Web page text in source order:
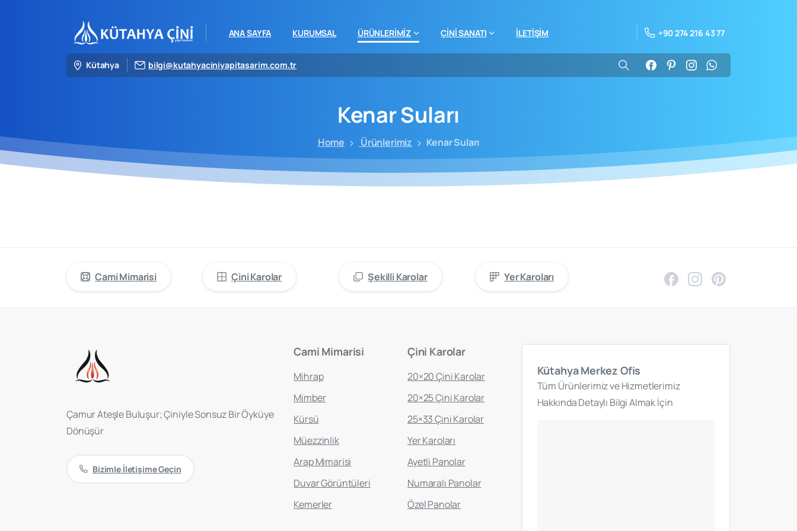
ANA SAYFA KURUMSAL ÜRÜNLERİMİZ ÇİNİ SANATI İLETİŞİM +90 274 216 43 77
Kütahya bilgi@kutahyaciniyapitasarim.com.tr
KenarSuları
Home Ürünlerimiz Kenar Suları
Cami Mimarisi Çini Karolar Şekilli Karolar Yer Karoları
Çamur Ateşle Buluşur; Çiniyle Sonsuz Bir Öyküye
Dönüşür
Bizimle İletişime Geçin
Cami Mimarisi
Mihrap
Mimber
Kürsü
Müezzinlik
Arap Mimarisi
Duvar Görüntüleri
Kemerler
Çini Karolar
20×20 Çini Karolar
20×25 Çini Karolar
25×33 Çini Karolar
Yer Karoları
Ayetli Panolar
Numaralı Panolar
Özel Panolar
KütahyaMerkez Ofis
Tüm Ürünlerimiz ve Hizmetlerimiz
Hakkında Detaylı Bilgi Almak İçin